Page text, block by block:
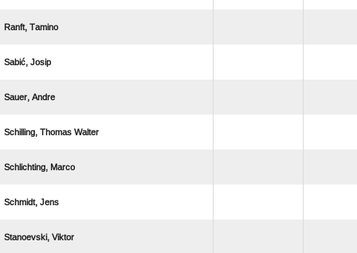
 
 
 
  
 
 
 